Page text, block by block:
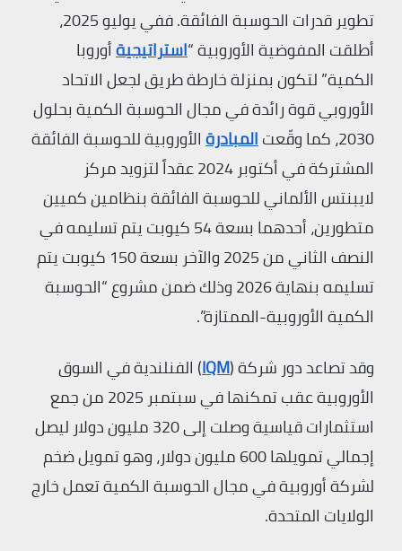
تطوير قدرات الحوسبة الفائقة. ففي يوليو 2025،
أطلقت المفوضية الأوروبية “استراتيجيةأوروبا
الكمية” لتكون بمنزلة خارطة طريق لجعل الاتحاد
الأوروبي قوة رائدة في مجال الحوسبة الكمية بحلول
2030، كما وقّعت
المبادرةالأوروبية للحوسبة الفائقة
المشتركة في أكتوبر 2024 عقداً لتزويد مركز
لايبنتس الألماني للحوسبة الفائقة بنظامين كميين
متطورين، أحدهما بسعة 54 كيوبت يتم تسليمه في
النصف الثاني من 2025 والآخر بسعة 150 كيوبت يتم
تسليمه بنهاية 2026 وذلك ضمن مشروع “الحوسبة
الكمية الأوروبية-الممتازة”.
وقد تصاعد دور شركة (IQM) الفنلندية في السوق
الأوروبية عقب تمكنها في سبتمبر 2025 من جمع
استثمارات قياسية وصلت إلى 320 مليون دولار ليصل
إجمالي تمويلها 600 مليون دولار، وهو تمويل ضخم
لشركة أوروبية في مجال الحوسبة الكمية تعمل خارج
الولايات المتحدة.